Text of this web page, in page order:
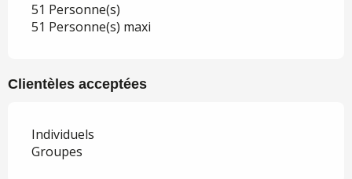
51 Personne(s)
51 Personne(s) maxi
Clientèles acceptées
Individuels
Groupes